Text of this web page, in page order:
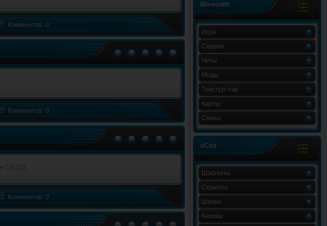
Minecraft
Игра
Сервер
Читы
Моды
Текстур-пак
Карты
Скины
uCoz
Шаблоны
Скрипты
Шапки
Кнопки
Комментов: 0
Комментов: 0
Комментов: 0